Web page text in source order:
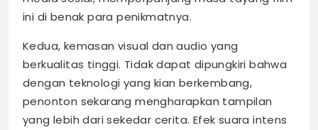
ini di benak para penikmatnya.
Kedua, kemasan visual dan audio yang
berkualitas tinggi. Tidak dapat dipungkiri bahwa
dengan teknologi yang kian berkembang,
penonton sekarang mengharapkan tampilan
yang lebih dari sekedar cerita. Efek suara intens